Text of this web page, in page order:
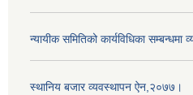
न्यायीक समितिको कार्यविधिका
स्थानिय बजार व्यवस्थापन ऐन,२०७७।